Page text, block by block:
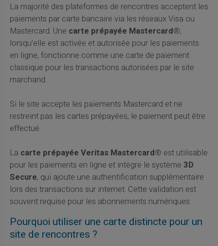
La majorité des plateformes de rencontres acceptent les
paiements par carte bancaire via les réseaux Visa ou
Mastercard. Une carte prépayée Mastercard®,
lorsqu'elle est activée et autorisée pour les paiements
en ligne, fonctionne comme une carte de paiement
classique pour les transactions autorisées par le site
marchand.
Si le site accepte les paiements Mastercard et ne
restreint pas les cartes prépayées, le paiement peut être
effectué.
La carte prépayée Veritas Mastercard® est utilisable
pour les paiements en ligne et intègre le système 3D
Secure, qui ajoute une authentification supplémentaire
lors des transactions sur internet. Cette validation est
souvent requise pour les abonnements numériques.
Pourquoi utiliser une carte distincte pour un
site de rencontres ?